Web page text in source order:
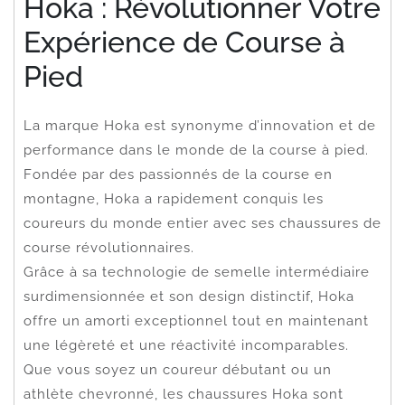
Hoka : Révolutionner Votre
Expérience de Course à
Pied
La marque Hoka est synonyme d’innovation et de
performance dans le monde de la course à pied.
Fondée par des passionnés de la course en
montagne, Hoka a rapidement conquis les
coureurs du monde entier avec ses chaussures de
course révolutionnaires.
Grâce à sa technologie de semelle intermédiaire
surdimensionnée et son design distinctif, Hoka
offre un amorti exceptionnel tout en maintenant
une légèreté et une réactivité incomparables.
Que vous soyez un coureur débutant ou un
athlète chevronné, les chaussures Hoka sont